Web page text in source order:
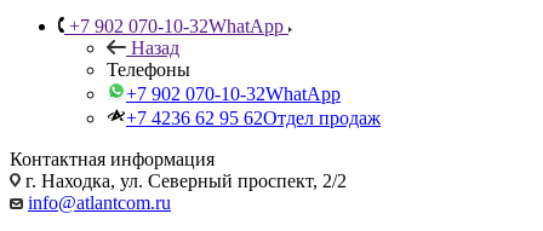
+7 902 070-10-32WhatApp
Назад
Телефоны
+7 902 070-10-32WhatApp
+7 4236 62 95 62Отдел продаж
Контактная информация
г. Находка, ул. Северный проспект, 2/2
info@atlantcom.ru